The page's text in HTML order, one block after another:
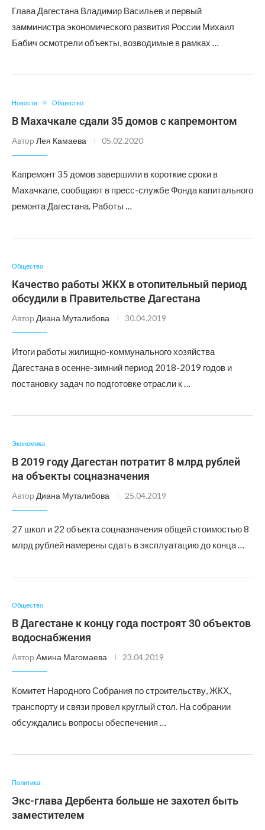
Глава Дагестана Владимир Васильев и первый
замминистра экономического развития России Михаил
Бабич осмотрели объекты, возводимые в рамках …
Новости Общество
В Махачкале сдали 35 домов с капремонтом
Автор Лея Камаева 05.02.2020
Капремонт 35 домов завершили в короткие сроки в
Махачкале, сообщают в пресс-службе Фонда капитального
ремонта Дагестана. Работы …
Общество
Качество работы ЖКХ в отопительный период
обсудили в Правительстве Дагестана
Автор Диана Муталибова 30.04.2019
Итоги работы жилищно-коммунального хозяйства
Дагестана в осенне-зимний период 2018-2019 годов и
постановку задач по подготовке отрасли к …
Экономика
В 2019 году Дагестан потратит 8 млрд рублей
на объекты соцназначения
Автор Диана Муталибова 25.04.2019
27 школ и 22 объекта соцназначения общей стоимостью 8
млрд рублей намерены сдать в эксплуатацию до конца …
Общество
В Дагестане к концу года построят 30 объектов
водоснабжения
Автор Амина Магомаева 23.04.2019
Комитет Народного Собрания по строительству, ЖКХ,
транспорту и связи провел круглый стол. На собрании
обсуждались вопросы обеспечения …
Политика
Экс-глава Дербента больше не захотел быть
заместителем